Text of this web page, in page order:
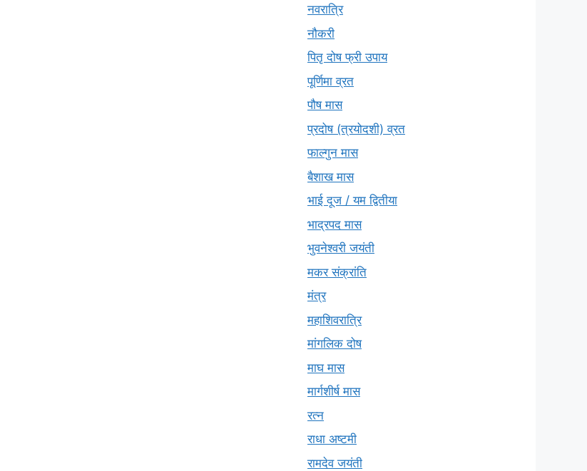
नवरात्रि
नौकरी
पितृ दोष फ्री उपाय
पूर्णिमा व्रत
पौष मास
प्रदोष (त्रयोदशी) व्रत
फाल्गुन मास
बैशाख मास
भाई दूज / यम द्वितीया
भाद्रपद मास
भुवनेश्वरी जयंती
मकर संक्रांति
मंत्र
महाशिवरात्रि
मांगलिक दोष
माघ मास
मार्गशीर्ष मास
रत्न
राधा अष्टमी
रामदेव जयंती